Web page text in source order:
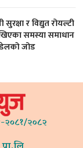
सुरक्षा र विद्युत रोयल्टी
समस्या समाधान
जोड
२०८१/२०८२